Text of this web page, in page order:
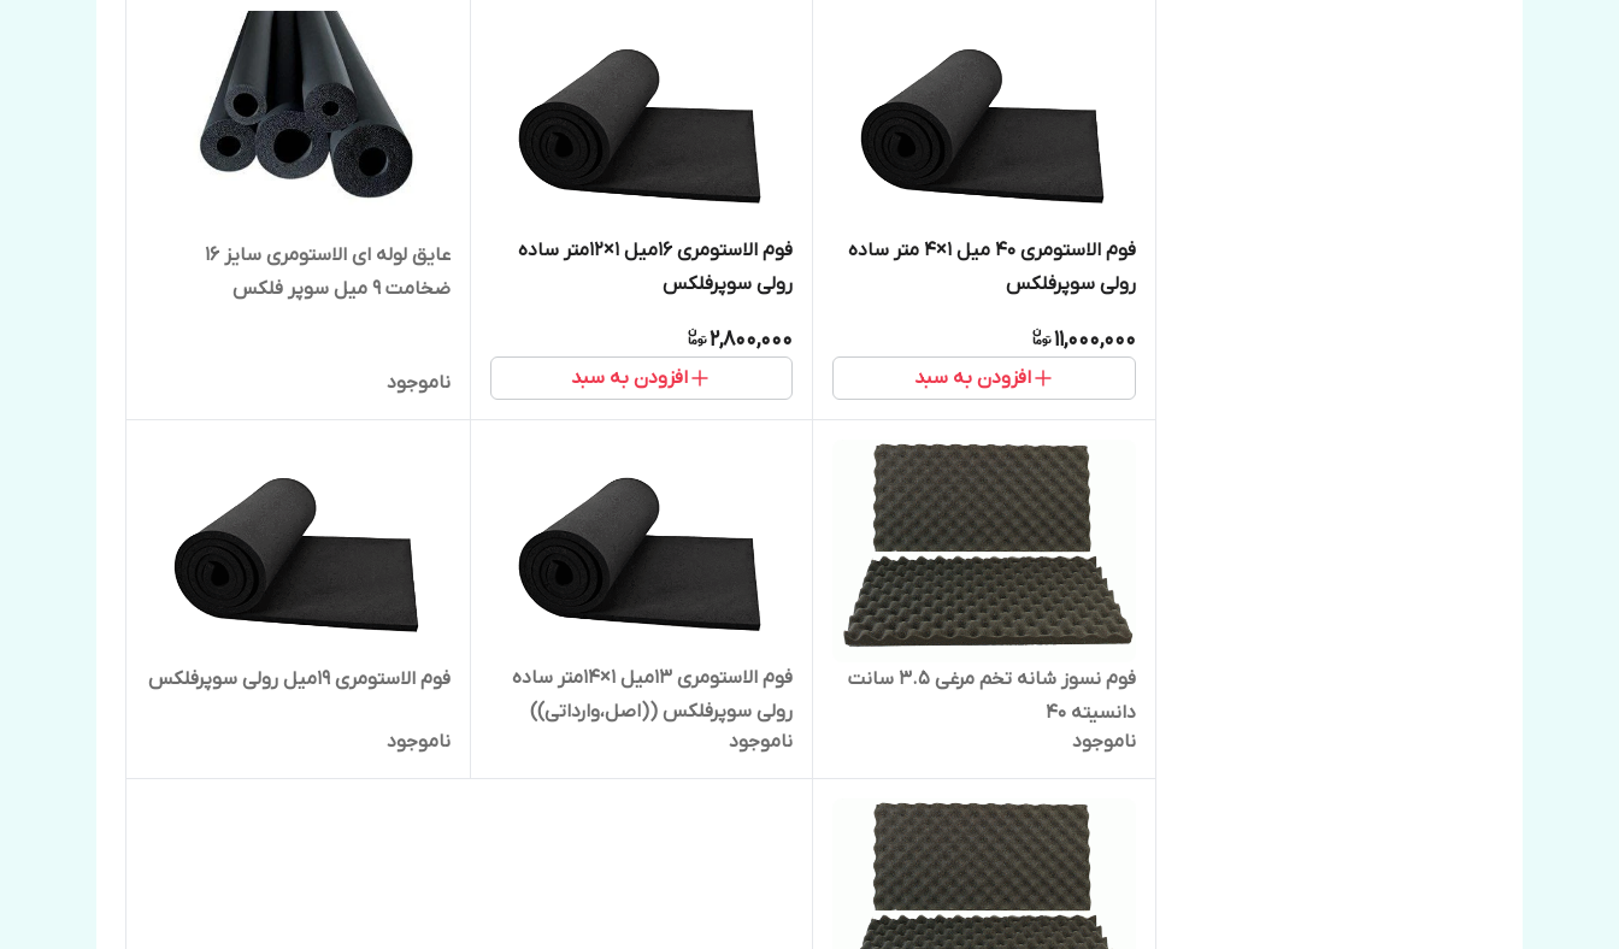
فوم الاستومری 40 میل 1×4 متر ساده
رولی سوپرفلکس
11,000,000
افزودن به سبد
فوم الاستومری 16میل 1×12متر ساده
رولی سوپرفلکس
2,800,000
افزودن به سبد
عایق لوله ای الاستومری سایز ۱۶
ضخامت ۹ میل سوپر فلکس
ناموجود
فوم نسوز شانه تخم مرغی 3.5 سانت
دانسیته 40
ناموجود
فوم الاستومری 13میل 1×14متر ساده
رولی سوپرفلکس ((اصل،وارداتی))
ناموجود
فوم الاستومری 19میل رولی سوپرفلکس
ناموجود